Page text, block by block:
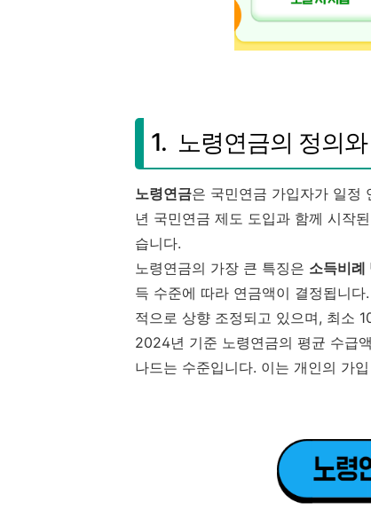
1. 노령연금의 정의와
노령연금은 국민연금 가입자가 일정
년 국민연금 제도 도입과 함께 시작
습니다.
노령연금의 가장 큰 특징은 소득비례
득 수준에 따라 연금액이 결정됩니
적으로 상향 조정되고 있으며, 최소
2024년 기준 노령연금의 평균 수급
나드는 수준입니다. 이는 개인의 가